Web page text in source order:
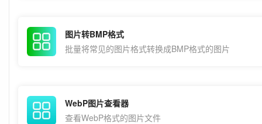
图片转BMP格式
批量将常见的图片格式转换成BMP格式的图片
WebP图片查看器
查看WebP格式的图片文件